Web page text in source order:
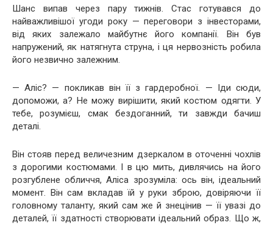
Шанс випав через пару тижнів. Стас готувався до
найважливішої угоди року — переговори з інвесторами,
від яких залежало майбутнє його компанії. Він був
напружений, як натягнута струна, і ця нервозність робила
його незвично залежним.
— Аліс? — покликав він її з гардеробної. — Іди сюди,
допоможи, а? Не можу вирішити, який костюм одягти. У
тебе, розумієш, смак бездоганний, ти завжди бачиш
деталі.
Він стояв перед величезним дзеркалом в оточенні чохлів
з дорогими костюмами. І в цю мить, дивлячись на його
розгублене обличчя, Аліса зрозуміла: ось він, ідеальний
момент. Він сам вкладав їй у руки зброю, довіряючи її
головному таланту, який сам же й знецінив — її увазі до
деталей, її здатності створювати ідеальний образ. Що ж,